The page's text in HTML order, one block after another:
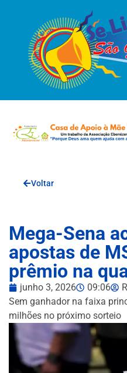
Voltar
Mega-Sena
apostas de
prêmio na
junho 3, 2026 09:06
Sem ganhador na faixa
milhões no próximo sorteio